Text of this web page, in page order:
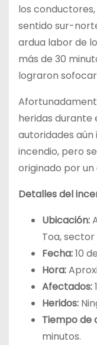
los
sentido sur-
ardua labor de
más de 30
lograron
heridas durante
autoridades aún
incendio, pero
originado por
Detalles del
Ubicación:
Toa, sector
Fecha:10
Hora:
Afectados:
Heridos:
Tiempo de
minutos.